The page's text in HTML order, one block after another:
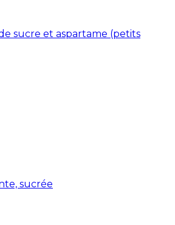
sucre et aspartame (petits
sucrée